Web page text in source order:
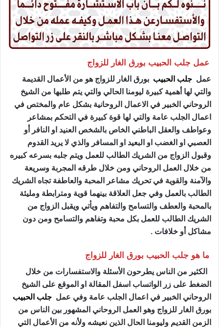
عمل جلب الحبيب بورق الغار للزواج
عمل جلب الحبيب بورق الغار للزواج هو من الأعمال القديمة
والتي لها أهمية كبيرة ليومنا الحالي والتي يتم طلبها من الشيخ
الروحاني الخبير في الاعمال الروحانية بشكل عام والمختص في
اعمال الجلب عامة والتي لها قوة كبيرة في التحكم بمشاعر
وعواطف والعقل الباطني الخاص بالشخص العنيد او النافر أو
العصبي او الغضب او البعيد او المسافر والذي لا يريد القدوم
وقبول الزواج من الشريك الطالب للعمل ويتم جلبه بسرعه كبيره
من خلال العمل الروحاني ومن خلال طرقه المجربة وسريعة
والآمنة والقوية في تحريك مشاعر المحبة والعاطفة تجاه الشريك
الطالب بالعمل وفي جعل العلاقة بينهما قوية ومترابطة ومليئة
بالمحبة والعطف والتسامح والتفاهم ويأتي ويقبل الزواج من
الشريك الطالب للعمل بكل محبة وتفاهم والتسامح ومن دون
مشاكل أو خلافات .
ما هو جلب الحبيب بورق الغار للزواج
الكثير من الناس يطرحون الأسئلة والاستفسارات من خلال
الضغط على زر الواتساب اسفل المقالة او الموقع على الشيخ
الروحاني الخبير في اعمال الجلب عامة وفي عمل جلب الحبيب
بورق الغار للزواج وهو العمل الروحاني المشهور بين الناس من
الزمن القديم وليومنا الحال الذين نعيشه ولأنه من الأعمال التي